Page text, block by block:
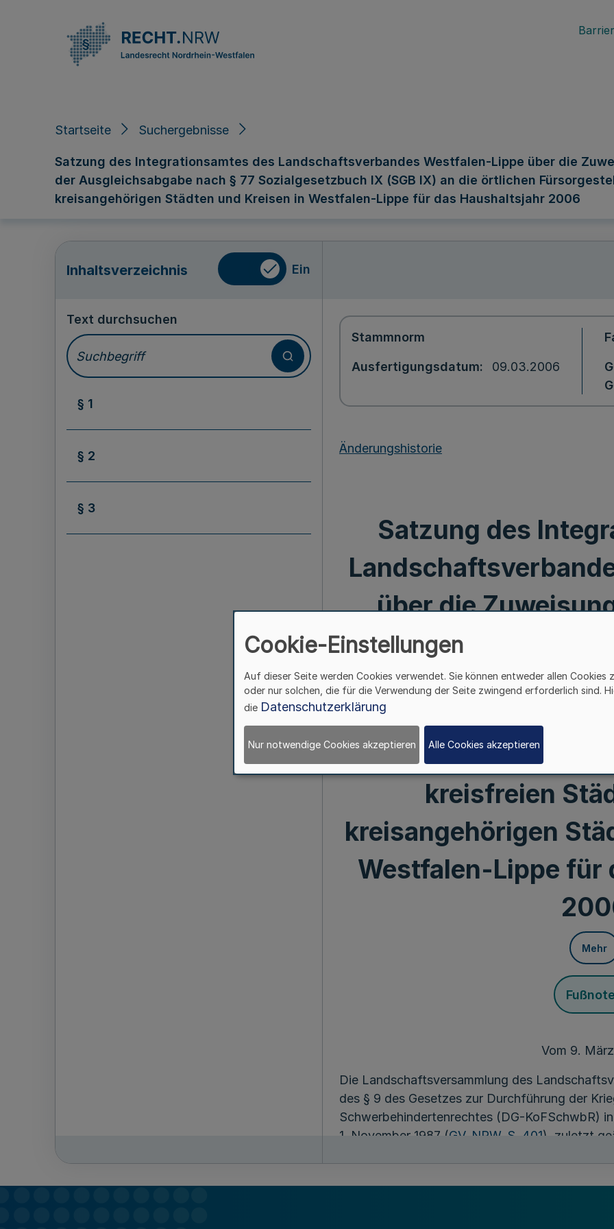
Startseite Suchergebnisse
Satzung des Integrationsamtes des Landschaftsverbandes Westfalen-Lippe über die
der Ausgleichsabgabe nach § 77 Sozialgesetzbuch IX (SGB IX) an die örtlichen
kreisangehörigen Städten und Kreisen in Westfalen-Lippe für das Haushaltsjahr 2006
Inhaltsverzeichnis Ein
Text durchsuchen
§ 1
§ 2
§ 3
Stammnorm
Ausfertigungsdatum 09.03.2006
Änderungshistorie
Satzung des
über die
Sozialgesetzbuch
örtlichen
kreisfreien
kreisangehörigen
Westfalen-Lippe für
Mehr
Vom 9.
Die Landschaftsversammlung des
des § 9 des Gesetzes zur Durchführung der
Schwerbehindertenrechtes (DG-KoFSchwbR)
1. November 1987 (GV. NRW. S. 401), zuletzt
Cookie-Einstellungen
Auf dieser Seite werden Cookies verwendet. Sie können entweder allen Cookies
oder nur solchen, die für die Verwendung der Seite zwingend erforderlich sind.
die Datenschutzerklärung
Nur notwendige Cookies akzeptieren Alle Cookies akzeptieren